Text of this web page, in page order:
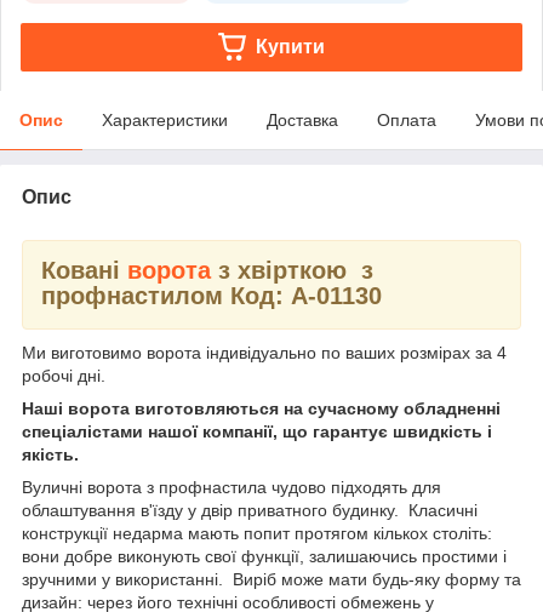
Купити
Опис Характеристики Доставка Оплата Умови
Опис
Ковані воротаз хвірткою з
профнастилом Код: А-01130
Ми виготовимо ворота індивідуально по ваших розмірах за 4
робочі дні.
Наші ворота виготовляються на сучасному обладненні
спеціалістами нашої компанії, що гарантує швидкість і
якість.
Вуличні ворота з профнастила чудово підходять для
облаштування в'їзду у двір приватного будинку. Класичні
конструкції недарма мають попит протягом кількох століть:
вони добре виконують свої функції, залишаючись простими і
зручними у використанні. Виріб може мати будь-яку форму та
дизайн: через його технічні особливості обмежень у